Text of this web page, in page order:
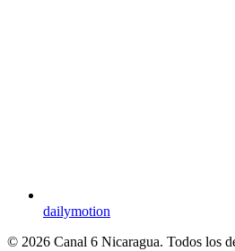
dailymotion
© 2026 Canal 6 Nicaragua. Todos los